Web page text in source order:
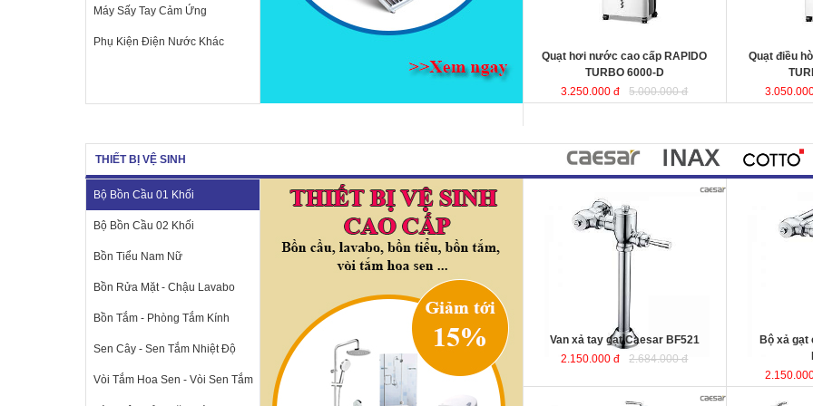
Máy Sấy Tay Cảm Ứng
Phụ Kiện Điện Nước Khác
hợp cho phòng ngủ.
: 440x340x970mm
Quạt hơi nước cao cấp RAPIDO
TURBO 6000-D
3.250.000 đ
5.000.000 đ
Quạt điều
THIẾT BỊ VỆ SINH
Bộ Bồn Cầu 01 Khối
Bộ Bồn Cầu 02 Khối
Bồn Tiểu Nam Nữ
Bồn Rửa Mặt - Chậu Lavabo
Bồn Tắm - Phòng Tắm Kính
Sen Cây - Sen Tắm Nhiệt Độ
Vòi Tắm Hoa Sen - Vòi Sen Tắm
Van xả tay gạt Caesar BF521
2.150.000 đ
2.684.000 đ
Bộ xả gạt